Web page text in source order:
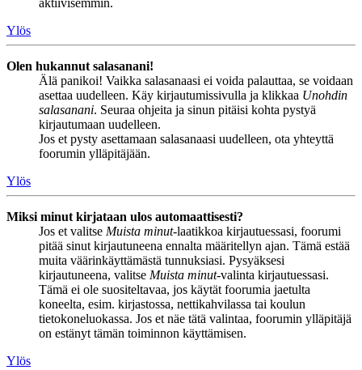
aktiivisemmin.
Ylös
Olen hukannut salasanani!
Älä panikoi! Vaikka salasanaasi ei voida palauttaa, se voidaan
asettaa uudelleen. Käy kirjautumissivulla ja klikkaa Unohdin
salasanani. Seuraa ohjeita ja sinun pitäisi kohta pystyä
kirjautumaan uudelleen.
Jos et pysty asettamaan salasanaasi uudelleen, ota yhteyttä
foorumin ylläpitäjään.
Ylös
Miksi minut kirjataan ulos automaattisesti?
Jos et valitse Muista minut-laatikkoa kirjautuessasi, foorumi
pitää sinut kirjautuneena ennalta määritellyn ajan. Tämä estää
muita väärinkäyttämästä tunnuksiasi. Pysyäksesi
kirjautuneena, valitse Muista minut-valinta kirjautuessasi.
Tämä ei ole suositeltavaa, jos käytät foorumia jaetulta
koneelta, esim. kirjastossa, nettikahvilassa tai koulun
tietokoneluokassa. Jos et näe tätä valintaa, foorumin ylläpitäjä
on estänyt tämän toiminnon käyttämisen.
Ylös